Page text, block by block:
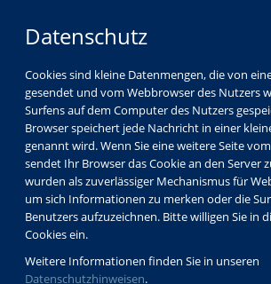
Datenschutz
Cookies sind kleine Datenmengen, die von
gesendet und vom Webbrowser des Nutzers
Surfens auf dem Computer des Nutzers
Browser speichert jede Nachricht in einer
genannt wird. Wenn Sie eine weitere Seite
sendet Ihr Browser das Cookie an den Server
wurden als zuverlässiger Mechanismus für
um sich Informationen zu merken oder die
Benutzers aufzuzeichnen. Bitte willigen Sie in
Cookies ein.
Weitere Informationen finden Sie in unseren
Datenschutzhinweisen.
vhs Görlitz Partner
Ephraim